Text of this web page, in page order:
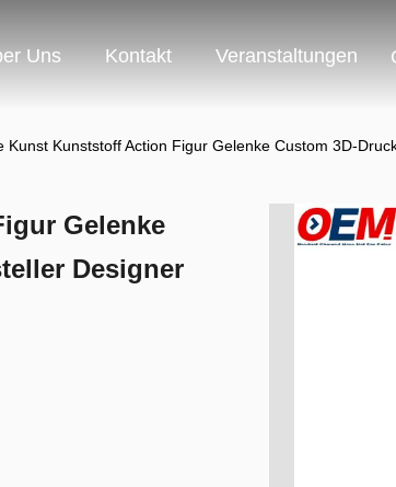
Uns Kontakt Veranstaltungen
Kunst Kunststoff Action Figur Gelenke Custom 3D-
Gelenke
Designer